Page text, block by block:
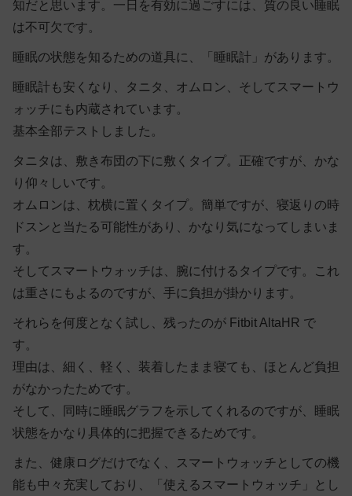
知だと思います。一日を有効に過ごすには、質の良い睡眠
は不可欠です。
睡眠の状態を知るための道具に、「睡眠計」があります。
睡眠計も安くなり、タニタ、オムロン、そしてスマートウ
ォッチにも内蔵されています。
基本全部テストしました。
タニタは、敷き布団の下に敷くタイプ。正確ですが、かな
り仰々しいです。
オムロンは、枕横に置くタイプ。簡単ですが、寝返りの時
ドスンと当たる可能性があり、かなり気になってしまいま
す。
そしてスマートウォッチは、腕に付けるタイプです。これ
は重さにもよるのですが、手に負担が掛かります。
それらを何度となく試し、残ったのが Fitbit AltaHR で
す。
理由は、細く、軽く、装着したまま寝ても、ほとんど負担
がなかったためです。
そして、同時に睡眠グラフを示してくれるのですが、睡眠
状態をかなり具体的に把握できるためです。
また、健康ログだけでなく、スマートウォッチとしての機
能も中々充実しており、「使えるスマートウォッチ」とし